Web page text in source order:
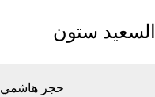
السعيد ستون
حجر هاشمي